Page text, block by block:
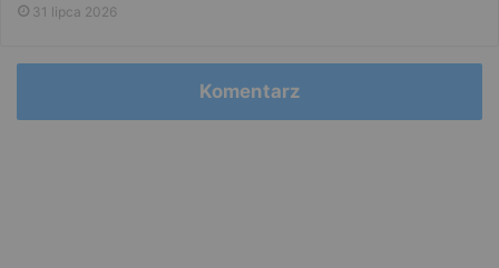
31 lipca 2026
Komentarz